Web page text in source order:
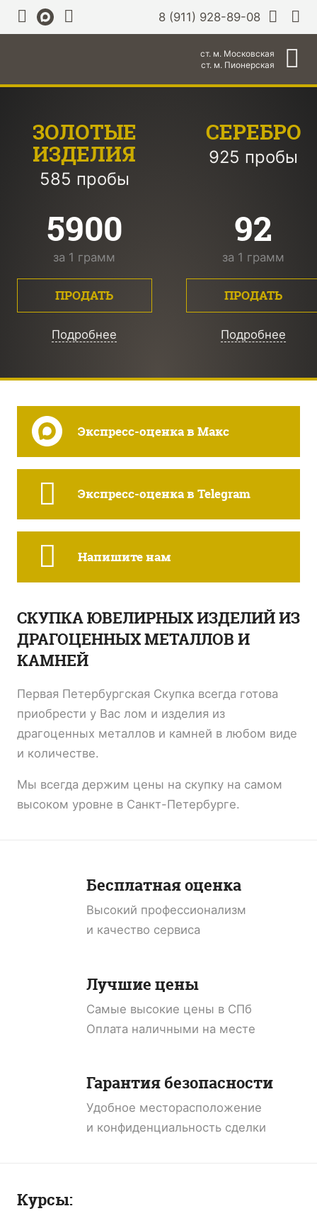
8 (911) 928-89-08
ст. м. Московская
ст. м. Пионерская
ЗОЛОТЫЕ
ИЗДЕЛИЯ
585 пробы
5900
за 1 грамм
ПРОДАТЬ
Подробнее
СЕРЕБРО
925 пробы
92
за 1 грамм
ПРОДАТЬ
Подробнее
СКУПКА ЮВЕЛИРНЫХ ИЗДЕЛИЙ ИЗ
ДРАГОЦЕННЫХ МЕТАЛЛОВ И
КАМНЕЙ
Первая Петербургская Скупка всегда готова
приобрести у Вас лом и изделия из
драгоценных металлов и камней в любом виде
и количестве.
Мы всегда держим цены на скупку на самом
высоком уровне в Санкт-Петербурге.
Экспресс-оценка в Макс
Экспресс-оценка в Telegram
Напишите нам
Бесплатная оценка
Высокий профессионализм
и качество сервиса
Лучшие цены
Самые высокие цены в СПб
Оплата наличными на месте
Гарантия безопасности
Удобное месторасположение
и конфиденциальность сделки
Курсы: